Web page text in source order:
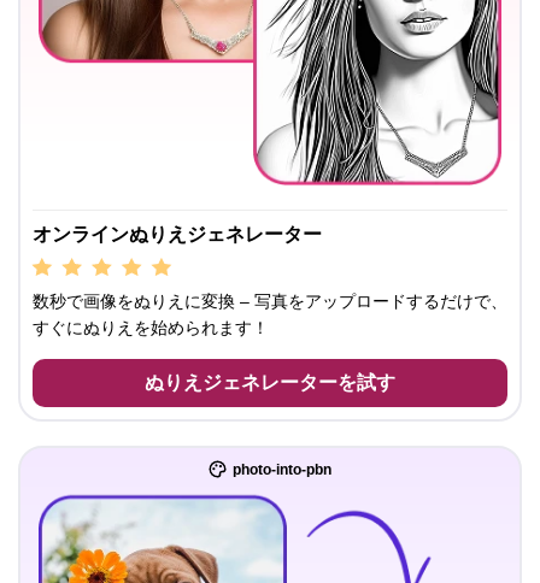
オンラインぬりえジェネレーター
数秒で画像をぬりえに変換 – 写真をアップロードするだけで、
すぐにぬりえを始められます！
ぬりえジェネレーターを試す
photo-into-pbn